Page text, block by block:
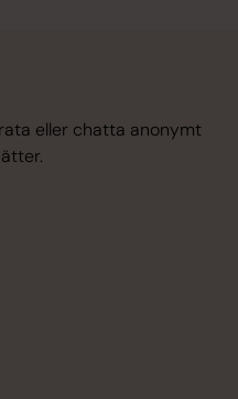
eller chatta anonymt